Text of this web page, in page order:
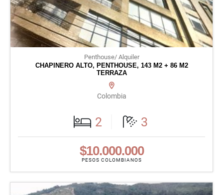
Penthouse/ Alquiler
CHAPINERO ALTO, PENTHOUSE, 143 M2 + 86 M2
TERRAZA
Colombia
2 3
$10.000.000
PESOS COLOMBIANOS